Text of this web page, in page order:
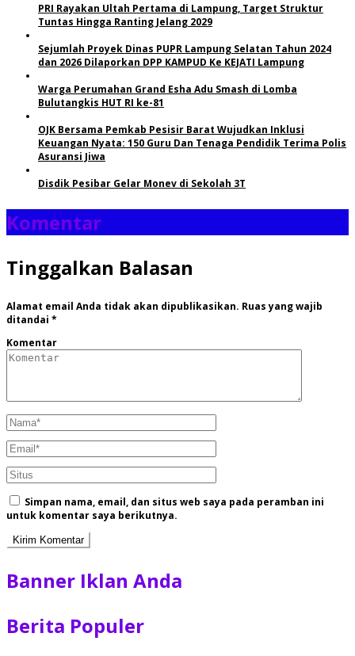
PRI Rayakan Ultah Pertama di Lampung, Target Struktur
Tuntas Hingga Ranting Jelang 2029
Sejumlah Proyek Dinas PUPR Lampung Selatan Tahun 2024
dan 2026 Dilaporkan DPP KAMPUD Ke KEJATI Lampung
Warga Perumahan Grand Esha Adu Smash di Lomba
Bulutangkis HUT RI ke-81
OJK Bersama Pemkab Pesisir Barat Wujudkan Inklusi
Keuangan Nyata: 150 Guru Dan Tenaga Pendidik Terima Polis
Asuransi Jiwa
Disdik Pesibar Gelar Monev di Sekolah 3T
Komentar
Tinggalkan Balasan
Alamat email Anda tidak akan dipublikasikan. Ruas yang wajib
ditandai *
Komentar
Simpan nama, email, dan situs web saya pada peramban ini
untuk komentar saya berikutnya.
Banner Iklan Anda
Berita Populer